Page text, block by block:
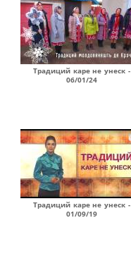
Традиций каре не унеск -
06/01/24
Традиций каре не унеск -
01/09/19